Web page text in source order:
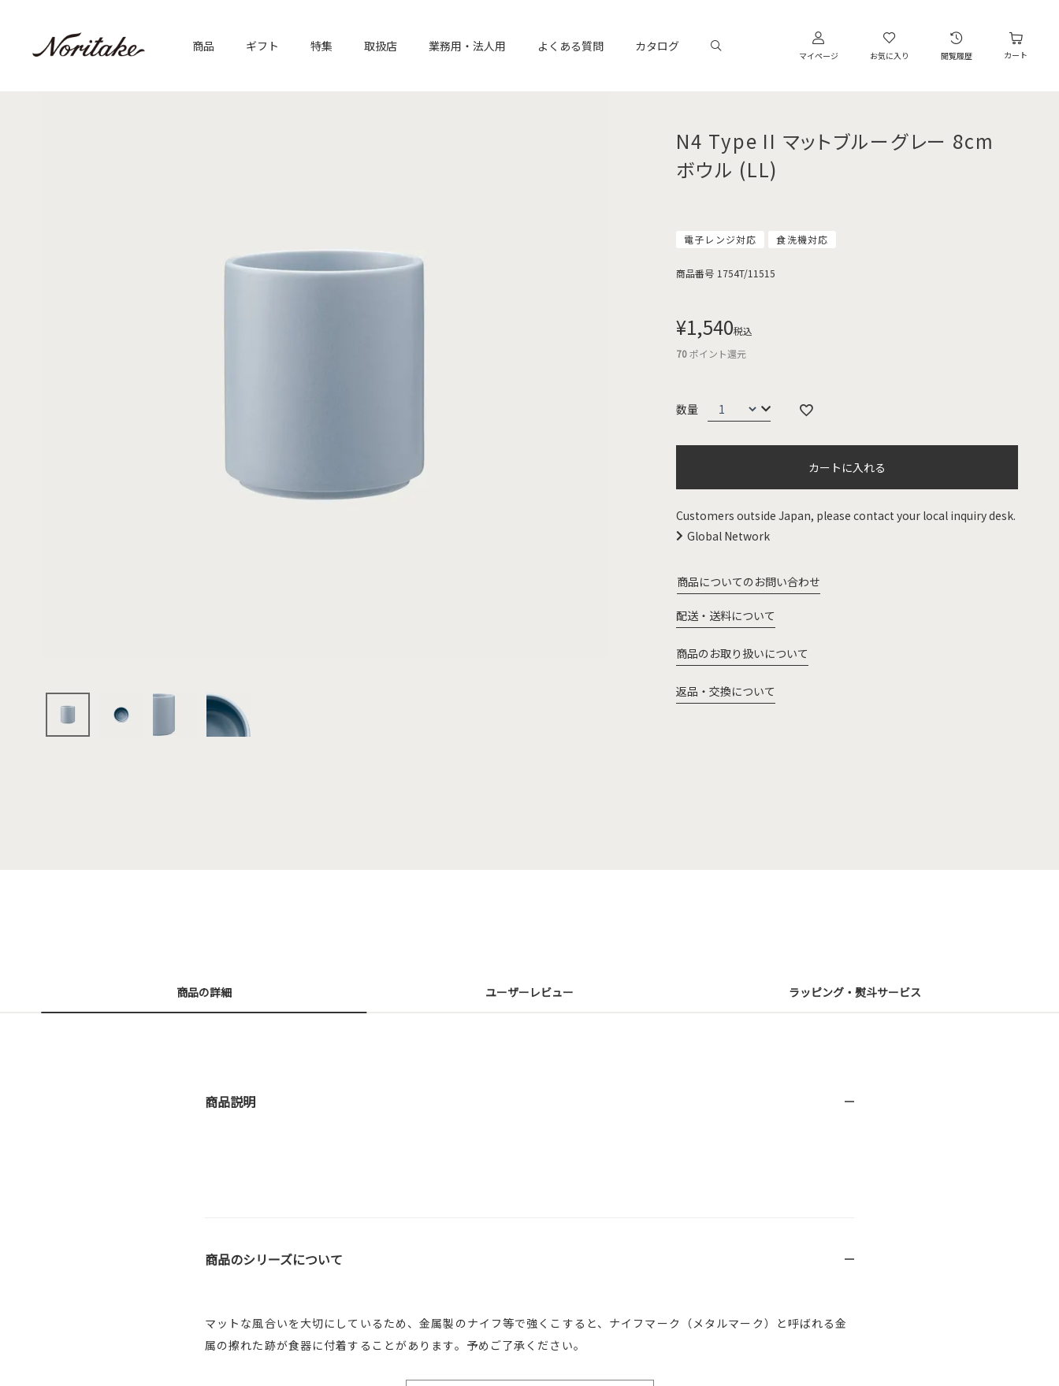
商品 ギフト 特集 取扱店 業務用・法人用 よくある質問 カタログ
マイページ お気に入り 閲覧履歴 カート
N4 Type II マットブルーグレー 8cm
ボウル (LL)
電子レンジ対応 食洗機対応
商品番号 1754T/11515
¥1,540税込
70ポイント還元
カートに入れる
Customers outside Japan, please contact your local inquiry desk.
Global Network
商品についてのお問い合わせ
配送・送料について
商品のお取り扱いについて
返品・交換について
商品の詳細 ユーザーレビュー ラッピング・熨斗サービス
商品説明
商品のシリーズについて
マットな風合いを大切にしているため、金属製のナイフ等で強くこすると、ナイフマーク（メタルマーク）と呼ばれる金
属の擦れた跡が食器に付着することがあります。予めご了承ください。